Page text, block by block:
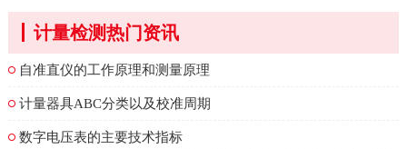
计量检测热门资讯
自准直仪的工作原理和测量原理
计量器具ABC分类以及校准周期
数字电压表的主要技术指标